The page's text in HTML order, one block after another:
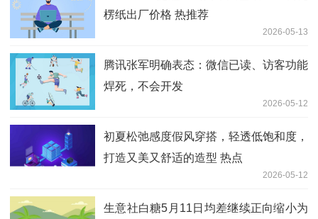
楞纸出厂价格 热推荐
2026-05-13
腾讯张军明确表态：微信已读、访客功能
焊死，不会开发
2026-05-12
初夏松弛感度假风穿搭，轻透低饱和度，
打造又美又舒适的造型 热点
2026-05-12
生意社白糖5月11日均差继续正向缩小为